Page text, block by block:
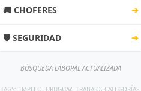
🚚 CHOFERES ➔
🛡️ SEGURIDAD ➔
BÚSQUEDA LABORAL ACTUALIZADA
TAGS: EMPLEO, URUGUAY, TRABAJO, CATEGORÍAS.